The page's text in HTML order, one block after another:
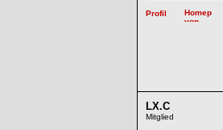
LX.C
Mitglied